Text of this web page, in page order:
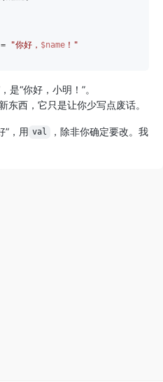
= "你好， $name ！"
“你好，小明！”。
东西，它只是让你少写点废话。
”，用 val
，除非你确定要改。我